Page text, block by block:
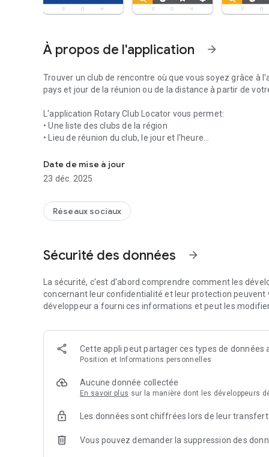
À propos de l'application arrow_forward
Trouver un club de rencontre où que vous soyez grâce à
pays et jour de la réunion ou de la distance à partir de
L'application Rotary Club Locator vous permet:
• Une liste des clubs de la région
• Lieu de réunion du club, le jour et l'heure
• Itinéraire vers le club de conduite.
• Le président du club et secrétaire coordonnées et
• Sauvegardez vos clubs favoris
• Enregistrer les paramètres de l'application
Locator.
réunion au Rotary International via Accès Membres.
ANDROID versions prises en charge Android 2.2 et
1. Allez dans "Paramètres" application sur votre
2. S'il vous plaît assurez-vous que l'une des options
une. "Utiliser les réseaux sans fil"
-------------------------------------------------- ----------
Date de mise à jour
23 déc. 2025
Réseaux sociaux
Sécurité des données arrow_forward
La sécurité, c'est d'abord comprendre comment les
concernant leur confidentialité et leur protection
développeur a fourni ces informations et peut les
Cette appli peut partager ces types de données
Position et Informations personnelles
Aucune donnée collectée
En savoir plus sur la manière dont les développeurs
Les données sont chiffrées lors de leur transfert
Vous pouvez demander la suppression des